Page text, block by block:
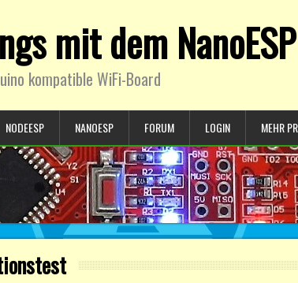
mit dem NanoESP
kompatible WiFi-Board
NODEESP NANOESP FORUM LOGIN MEHR